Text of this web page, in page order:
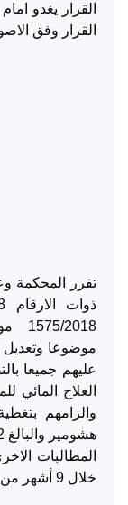
القرار يغدو
القرار وفق
موضوعا وتعديل
عليهم جميعا
العلاج المائي
والزامهم
المطالبات
خلال 9 أشهر من تاريخ حكم محكمة اول درجة